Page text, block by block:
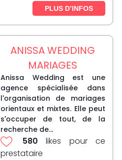
PLUS D’INFOS
ANISSA WEDDING
MARIAGES
Anissa Wedding est une
agence spécialisée dans
l'organisation de mariages
orientaux et mixtes. Elle peut
s'occuper de tout, de la
recherche de...
580 likes pour ce
prestataire